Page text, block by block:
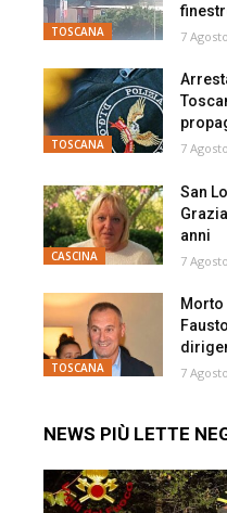
TOSCANA 7
TOSCANA 7
CASCINA
San
anni
7
TOSCANA 7
NEWS PIÙ LETTE